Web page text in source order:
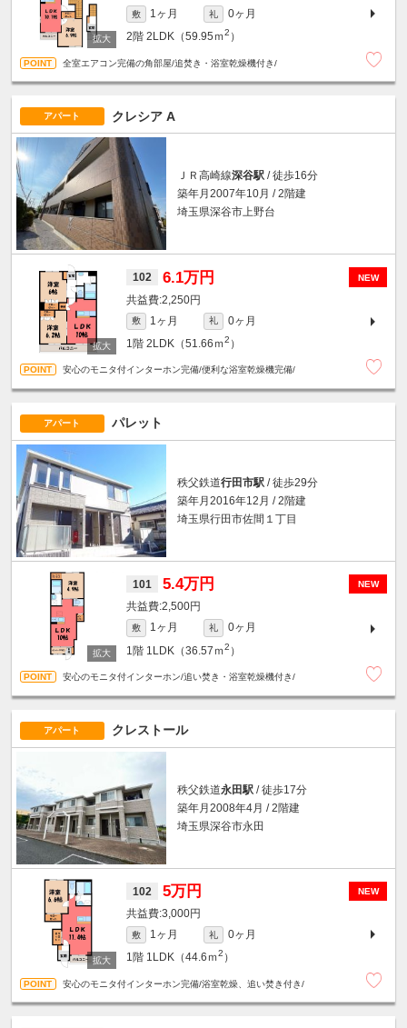
敷 1ヶ月 礼
0ヶ月
2階 2LDK（59.95ｍ2 ）
全室エアコン完備の角部屋/追焚き・浴室乾燥機付き/
アパート クレシア A
ＪＲ高崎線深谷駅 / 徒歩16分
築年月2007年10月 / 2階建
埼玉県深谷市上野台
NEW
102 6.1万円
2,250円
敷 1ヶ月 礼
0ヶ月
1階 2LDK（51.66ｍ2 ）
安心のモニタ付インターホン完備/便利な浴室乾燥機完備/
アパート パレット
秩父鉄道行田市駅 / 徒歩29分
築年月2016年12月 / 2階建
埼玉県行田市佐間１丁目
NEW
101 5.4万円
2,500円
敷 1ヶ月 礼
0ヶ月
1階 1LDK（36.57ｍ2 ）
安心のモニタ付インターホン/追い焚き・浴室乾燥機付き/
アパート クレストール
秩父鉄道永田駅 / 徒歩17分
築年月2008年4月 / 2階建
埼玉県深谷市永田
NEW
102 5万円
3,000円
敷 1ヶ月 礼
0ヶ月
1階 1LDK（44.6ｍ2 ）
安心のモニタ付インターホン完備/浴室乾燥、追い焚き付き/